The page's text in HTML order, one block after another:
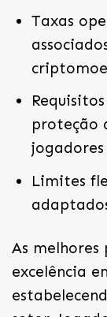
Taxas
proteção
jogadores
Limites
As
excelência